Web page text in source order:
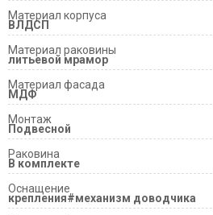
Материал корпуса
ВЛДСП
Материал раковины
литьевой мрамор
Материал фасада
МДФ
Монтаж
Подвесной
Раковина
В комплекте
Оснащение
крепления#механизм доводчика